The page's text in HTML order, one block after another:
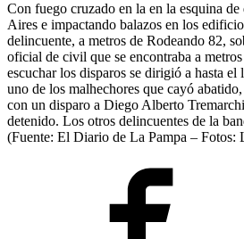
Con fuego cruzado en la en la esquina
Aires e impactando balazos en los
delincuente, a metros de Rodeando 82,
oficial de civil que se encontraba a
escuchar los disparos se dirigió a hasta
uno de los malhechores que cayó
con un disparo a Diego Alberto
detenido. Los otros delincuentes de la
(Fuente: El Diario de La Pampa – Fotos: